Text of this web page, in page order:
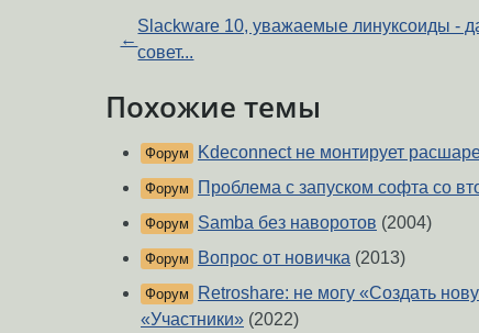
←
Slackware 10, уважаемые линуксоиды -
совет...
Похожие темы
Форум Kdeconnect не монтирует
Форум Проблема с запуском софта со
Форум Samba без наворотов (2004)
Форум Вопрос от новичка (2013)
Форум
Retroshare: не могу «Создать
«Участники» (2022)